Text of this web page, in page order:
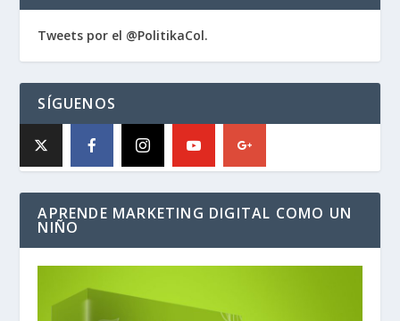
Tweets por el @PolitikaCol.
SÍGUENOS
APRENDE MARKETING DIGITAL COMO UN
NIÑO